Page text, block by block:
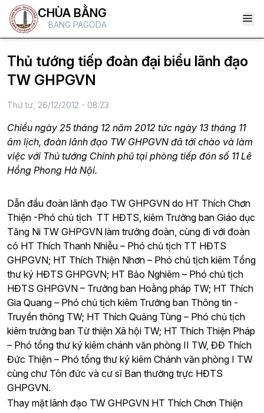
CHÙA BẰNG
BANG PAGODA
Thủ tướng tiếp đoàn đại biểu lãnh đạo
TW GHPGVN
Thứ tư, 26/12/2012 - 08:23
Chiều ngày 25 tháng 12 năm 2012 tức ngày 13 tháng 11
âm lịch, đoàn lãnh đạo TW GHPGVN đã tới chào và làm
việc với Thủ tướng Chính phủ tại phòng tiếp đón số 11 Lê
Hồng Phong Hà Nội.
Dẫn đầu đoàn lãnh đạo TW GHPGVN do HT Thích Chơn
Thiện -Phó chủ tịch TT HĐTS, kiêm Trưởng ban Giáo dục
Tăng Ni TW GHPGVN làm trưởng đoàn, cùng đi với đoàn
có HT Thích Thanh Nhiễu – Phó chủ tịch TT HĐTS
GHPGVN; HT Thích Thiện Nhơn – Phó chủ tịch kiêm Tổng
thư ký HĐTS GHPGVN; HT Bảo Nghiêm – Phó chủ tịch
HĐTS GHPGVN – Trưởng ban Hoằng pháp TW; HT Thích
Gia Quang – Phó chủ tịch kiêm Trưởng ban Thông tin -
Truyền thông TW; HT Thích Quảng Tùng – Phó chủ tịch
kiêm trưởng ban Từ thiện Xã hội TW; HT Thích Thiện Pháp
– Phó tổng thư ký kiêm chánh văn phòng II TW, ĐĐ Thích
Đức Thiện – Phó tổng thư ký kiêm Chánh văn phòng I TW
cùng chư Tôn đức và cư sĩ Ban thường trực HĐTS
GHPGVN.
Thay mặt lãnh đạo TW GHPGVN HT Thích Chơn Thiện